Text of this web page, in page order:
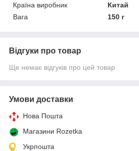
Країна виробник
Китай
Вага
150 г
Відгуки про товар
Ще немає відгуків про цей товар
Умови доставки
Нова Пошта
Магазини Rozetka
Укрпошта